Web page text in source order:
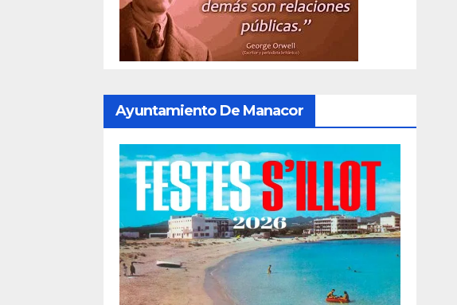
Ayuntamiento De Manacor